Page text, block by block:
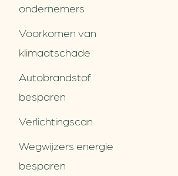
ondernemers
Voorkomen van
klimaatschade
Autobrandstof
besparen
Verlichtingscan
Wegwijzers energie
besparen